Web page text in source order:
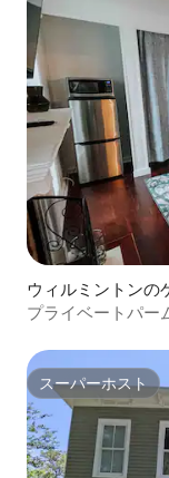
ウィルミントンの
プライベートパー
スーパーホスト
スーパーホスト